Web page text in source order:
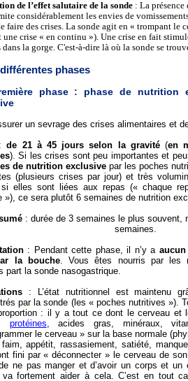
de l’effet salutaire de la sonde : La présence
considérablement les envies de
faire des crises. La sonde agit en « trompant le
une crise « en continu »). Une crise en fait
la gorge. C'est-à-dire là où la sonde se
phases
phase : phase de nutrition
un sevrage des crises alimentaires et
de 21 à 45 jours selon la gravité(en
). Si les crises sont peu importantes et
de nutrition exclusive par les poches
(plusieurs crises par jour) et très
elles sont liées aux repas (« chaque
»), ce sera plutôt 6 semaines de nutrition
: durée de 3 semaines le plus souvent,
semaines.
: Pendant cette phase, il n’y a
la bouche. Vous êtes nourris par les
part la sonde nasogastrique.
: L’état nutritionnel est maintenu
par la sonde (les « poches nutritives »).
: il y a tout ce dont le cerveau et
protéines, acides gras, minéraux,
le cerveau » sur la base normale
appétit, rassasiement, satiété,
fini par « déconnecter » le cerveau de
ne pas manger et d’avoir un corps et un
va fortement aider à cela. C’est en tout